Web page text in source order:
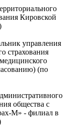
Кировской
управления
страхования
(по
общества с
М» - филиал в